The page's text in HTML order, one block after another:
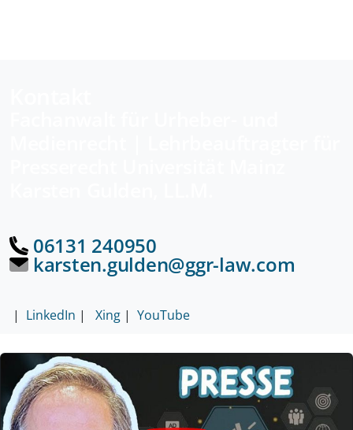
06131 240950
karsten.gulden@ggr-law.com
| LinkedIn | Xing | YouTube